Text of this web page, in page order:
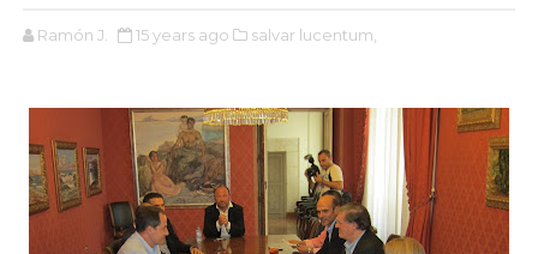
Ramón J. 15 years ago salvar lucentum,